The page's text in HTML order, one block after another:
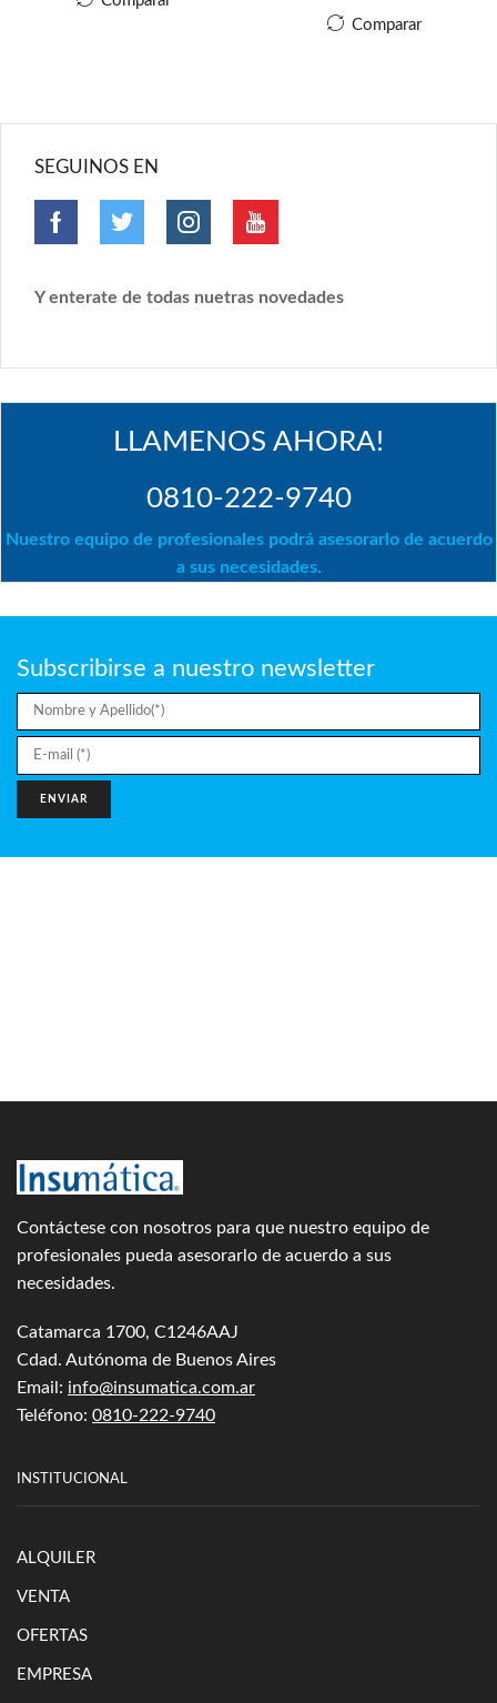
Comparar
SEGUINOS EN
Y enterate de todas nuetras novedades
LLAMENOS AHORA!
0810-222-9740
Nuestro equipo de profesionales podrá asesorarlo de acuerdo
a sus necesidades.
Subscribirse a nuestro newsletter
Contáctese con nosotros para que nuestro equipo de
profesionales pueda asesorarlo de acuerdo a sus
necesidades.
Catamarca 1700, C1246AAJ
Cdad. Autónoma de Buenos Aires
Email: info@insumatica.com.ar
Teléfono: 0810-222-9740
INSTITUCIONAL
ALQUILER
VENTA
OFERTAS
EMPRESA